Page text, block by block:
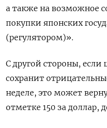
а также на возможное
покупки японских
(регулятором)».
С другой стороны, если
сохранит
неделе, это может
отметке 150 за доллар,